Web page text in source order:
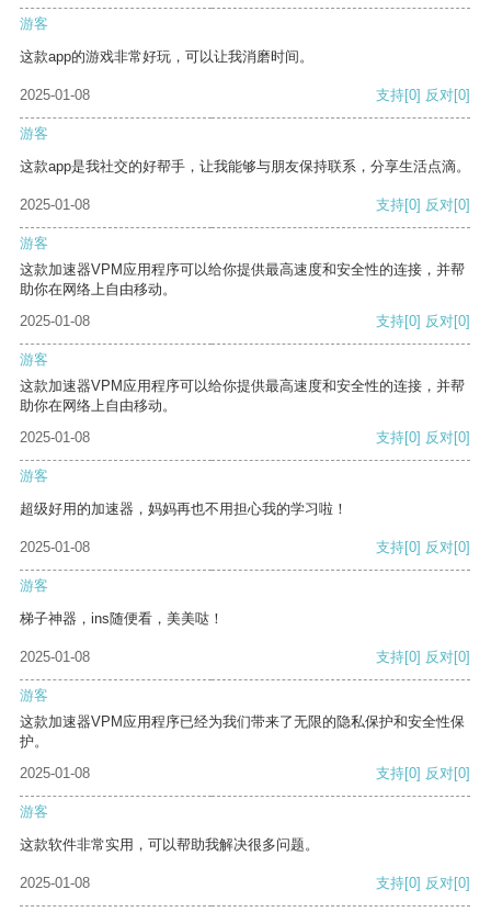
游客
这款app的游戏非常好玩，可以让我消磨时间。
2025-01-08 支持[0] 反对[0]
游客
这款app是我社交的好帮手，让我能够与朋友保持联系，分享生活点滴。
2025-01-08 支持[0] 反对[0]
游客
这款加速器VPM应用程序可以给你提供最高速度和安全性的连接，并帮
助你在网络上自由移动。
2025-01-08
支持[0] 反对[0]
游客
这款加速器VPM应用程序可以给你提供最高速度和安全性的连接，并帮
助你在网络上自由移动。
2025-01-08
支持[0] 反对[0]
游客
超级好用的加速器，妈妈再也不用担心我的学习啦！
2025-01-08 支持[0] 反对[0]
游客
梯子神器，ins随便看，美美哒！
2025-01-08 支持[0] 反对[0]
游客
这款加速器VPM应用程序已经为我们带来了无限的隐私保护和安全性保
护。
2025-01-08
支持[0] 反对[0]
游客
这款软件非常实用，可以帮助我解决很多问题。
2025-01-08 支持[0] 反对[0]